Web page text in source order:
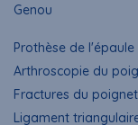
Genou
Prothèse de l'épaule
Arthroscopie du
Fractures du
Ligament